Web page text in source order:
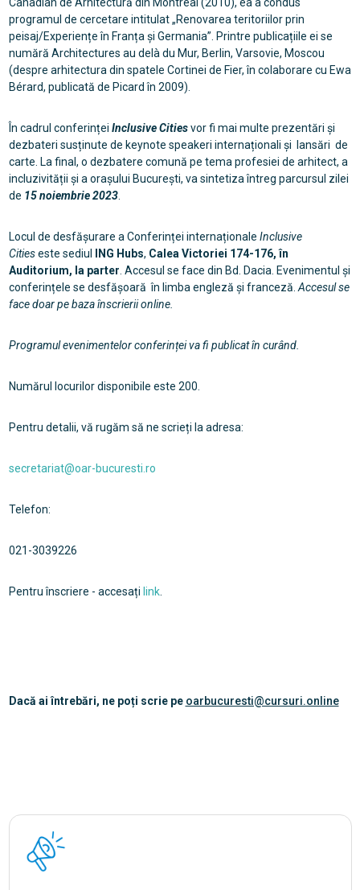
programul de cercetare intitulat „Renovarea teritoriilor prin
peisaj/Experiențe în Franța și Germania”. Printre publicațiile ei se
numără Architectures au delà du Mur, Berlin, Varsovie, Moscou
(despre arhitectura din spatele Cortinei de Fier, în colaborare cu Ewa
Bérard, publicată de Picard în 2009).
În cadrul conferinței Inclusive Citiesvor fi mai multe prezentări și
dezbateri susținute de keynote speakeri internaționali și lansări de
carte. La final, o dezbatere comună pe tema profesiei de arhitect, a
incluzivității și a orașului București, va sintetiza întreg parcursul zilei
de 15 noiembrie 2023.
Locul de desfășurare a Conferinței internaționale Inclusive
Citieseste sediul ING Hubs, Calea Victoriei 174-176, în
Auditorium, la parter . Accesul se face din Bd. Dacia. Evenimentul și
conferințele se desfășoară în limba engleză și franceză. Accesul se
face doar pe baza înscrierii online.
Programul evenimentelor conferinței va fi publicat în curând.
Numărul locurilor disponibile este 200.
Pentru detalii, vă rugăm să ne scrieți la adresa:
secretariat@oar-bucuresti.ro
Telefon:
021-3039226
Pentru înscriere - accesați link.
Dacă ai întrebări, ne poți scrie pe oarbucuresti@cursuri.online